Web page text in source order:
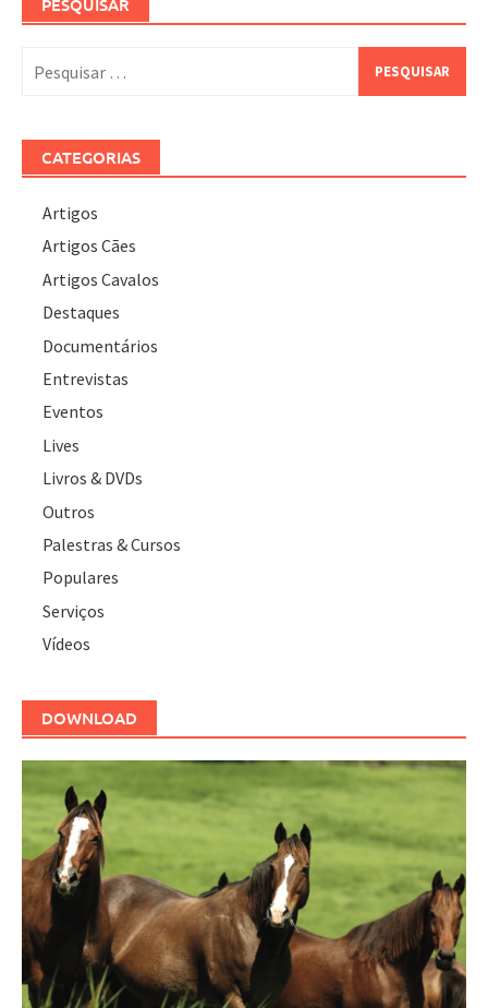
PESQUISAR
por:
CATEGORIAS
Artigos
Artigos Cães
Artigos Cavalos
Destaques
Documentários
Entrevistas
Eventos
Lives
Livros & DVDs
Outros
Palestras & Cursos
Populares
Serviços
Vídeos
DOWNLOAD